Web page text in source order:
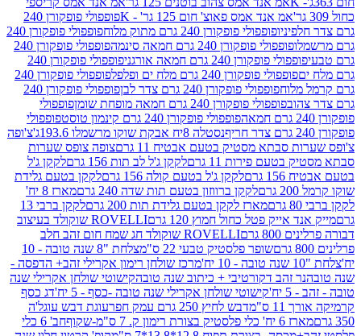
אמ אנד אמס פאוצ' חום 125 גר' - K
פופפולי פופקורן 240
פופפולי פופקורן 240 גרם מתוק מלוח
פופפולי פופקורן 240
פופפולי פופקורן 240 גרם חמאה סינמה
פופפולי פופקורן 240
פופקורן 240 גרם חמאה אורגני
פופפולי פופקורן 240
פופפולי פופקורן 240 גרם מלח ים ופלפל
פופפולי פופקורן 240
פופפולי פופקורן 240 גרם צדר לבן
פופפולי פופקורן 240
פופפולי פופקורן 240 גרם חמאה מופחת שומן
פופפולי
פופפולי פופקורן 240 גרם קינמון טוסט
פופפולי
נסטלה 8יח אבקת שוקו מרשמלו 193.6ג'
צ'ופה
סבתא מסטיק בטעם אבטיח 11 גרם
צופה צופס שערות
פירות 11 גרם
לקקן ג'ל לב תות 156 גרם
לקקן ג'ל
גרם
לקקן ג'ל בטעם קולה 156 גרם
לקקן בטעם גלידת
לקקן ברווזון בטעם תות שדה 240 גרם
מארז 8 יח'
מארז לקקן בטעם גלידת תות 200 גרם
לקקן ברבי 13
אייק פטל כחול חמוץ 120 גרם
ROVELLI שוקולד בעיצוב
גרם
ROVELLI שוקולד חג שמח חום זהב חלב
שופר פלסטיק טבעי 22 ס"מ
צלחת "8 שנה טובה - 10
מרכז שולחן רימון אקרילי זהב+ הדפסה -
זהב דקורטיבי + כיתוב שנה טובהקישוטי שולחן אקרילי שנה
קישוטי שולחן אקרילי שנה טובה -כסף - 5 יח'
דג כסף
ס"מ
דבש לחיץ 250 גרם עמק חפר
עוגת דבש עוגל'ה
בצורת רימון ק. 7 ס"מ-שקוף
חב' 6 כלי